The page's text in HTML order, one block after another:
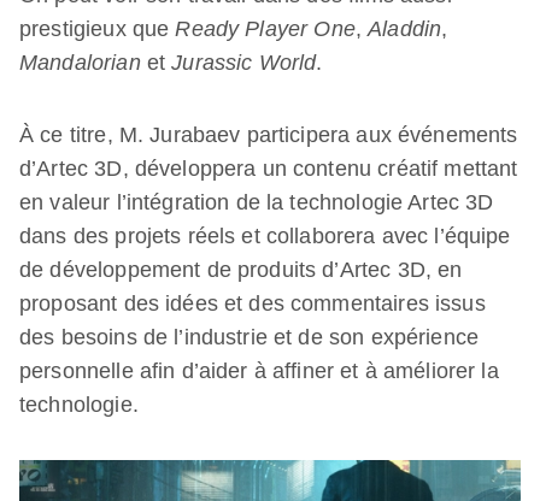
prestigieux queReady Player One,Aladdin,
MandalorianetJurassic World.
À ce titre, M. Jurabaev participera aux événements
d’Artec 3D, développera un contenu créatif mettant
en valeur l’intégration de la technologie Artec 3D
dans des projets réels et collaborera avec l’équipe
de développement de produits d’Artec 3D, en
proposant des idées et des commentaires issus
des besoins de l’industrie et de son expérience
personnelle afin d’aider à affiner et à améliorer la
technologie.